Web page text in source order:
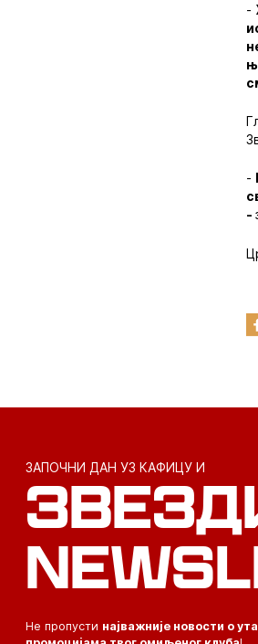
-
-
-
ЗАПОЧНИ ДАН УЗ КАФИЦУ И
Не пропусти најважније новости о